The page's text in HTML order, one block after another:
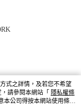
式之詳情，及若您不希望
請參閱本網站「 隱私權條
本公司得按本網站使用條款